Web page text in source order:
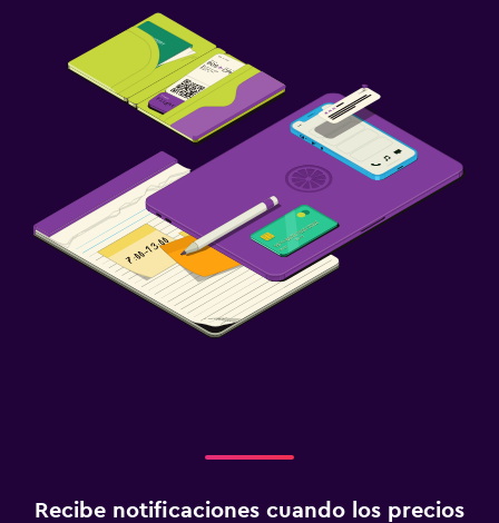
Recibe notificaciones cuando los precios